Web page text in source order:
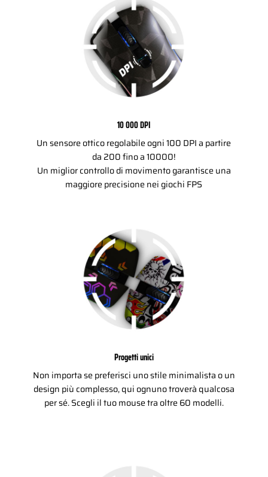
10 000 DPI
Un sensore ottico regolabile ogni 100 DPI a partire
da 200 fino a 10000!
Un miglior controllo di movimento garantisce una
maggiore precisione nei giochi FPS
Progetti unici
Non importa se preferisci uno stile minimalista o un
design più complesso, qui ognuno troverà qualcosa
per sé. Scegli il tuo mouse tra oltre 60 modelli.